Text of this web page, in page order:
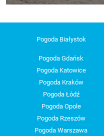
Pogoda Białystok
Pogoda Gdańsk
Pogoda Katowice
Pogoda Kraków
Pogoda Łódź
Pogoda Opole
Pogoda Rzeszów
Pogoda Warszawa